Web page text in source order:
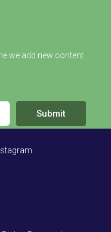
we add new content
Submit